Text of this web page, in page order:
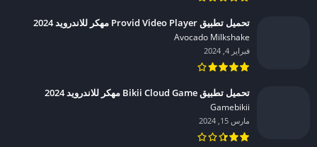
تحميل تطبيق Provid Video Player مهكر للاندرويد 2024
Avocado Milkshake‏
فبراير 4, 2024
تحميل تطبيق Bikii Cloud Game مهكر للاندرويد 2024
Gamebikii‏
مارس 15, 2024